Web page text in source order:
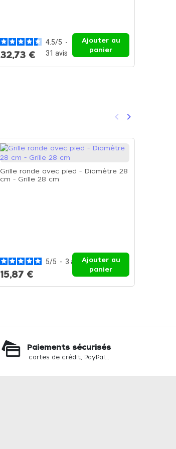
4.5/5 -
31 avis
32,73 €
Ajouter au
panier
Précédent
keyboard_arrow_left Suivant
keyboard_arrow_right
Grille ronde avec pied - Diamètre 28
cm - Grille 28 cm
5/5 - 3 avis
15,87 €
Ajouter au
panier
Paiements sécurisés
cartes de crédit, PayPal...